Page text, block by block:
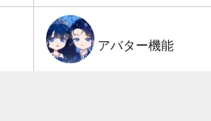
アバター機能